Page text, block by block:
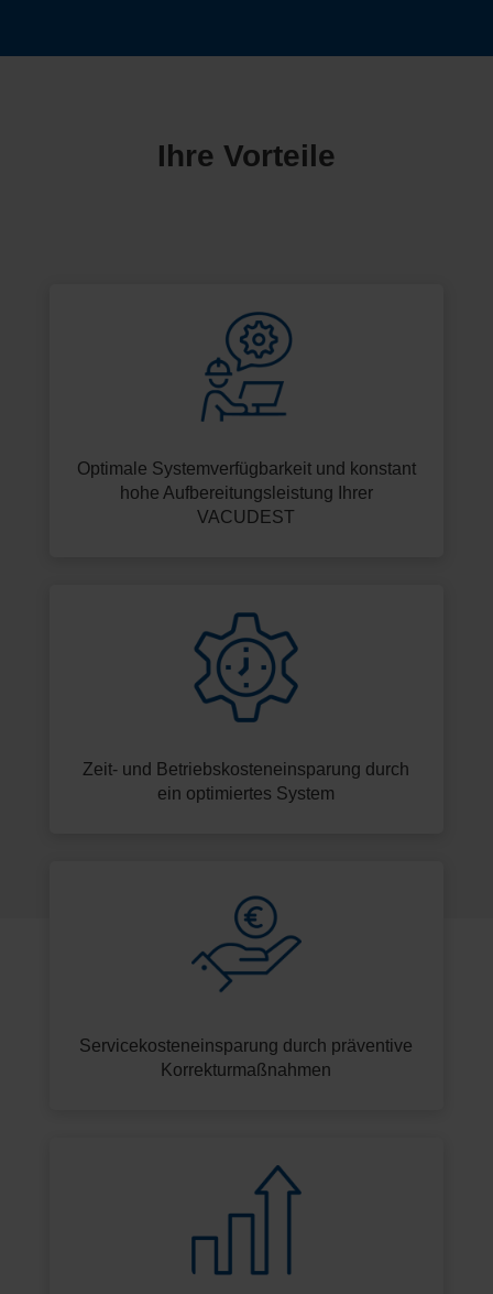
Ihre Vorteile
Optimale Systemverfügbarkeit und konstant
hohe Aufbereitungsleistung Ihrer
VACUDEST
Zeit- und Betriebskosteneinsparung durch
ein optimiertes System
Servicekosteneinsparung durch präventive
Korrekturmaßnahmen